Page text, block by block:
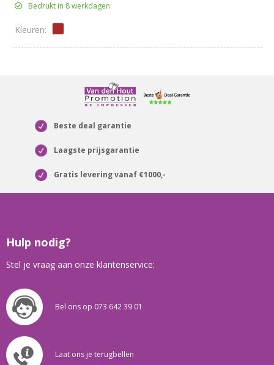
Bedrukt in 8 werkdagen
Beste deal garantie
Laagste prijsgarantie
Gratis levering vanaf €1000,-
Hulp nodig?
Stel je vraag aan onze klantenservice:
Bel ons op 073 642 39 01
Laat ons je terugbellen